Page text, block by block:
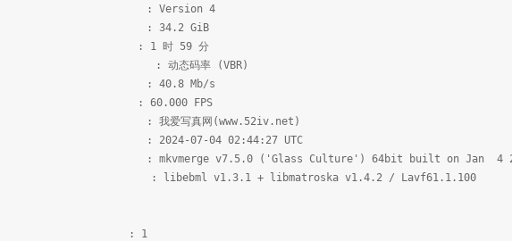
本 : Version 4
小 : 34.2 GiB
: 1 时 59 分
模式 : 动态码率 (VBR)
率 : 40.8 Mb/s
: 60.000 FPS
: 我爱写真网(www.52iv.net)
: 2024-07-04 02:44:27 UTC
: mkvmerge v7.5.0 ('Glass Culture') 64bit built on Jan 4
库 : libebml v1.3.1 + libmatroska v1.4.2 / Lavf61.1.100
: 1